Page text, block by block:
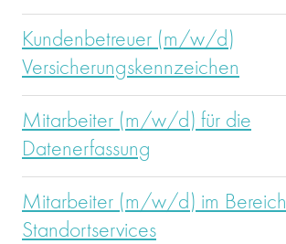
Kundenbetreuer (m/w/d)
Versicherungskennzeichen
Mitarbeiter (m/w/d) für die
Datenerfassung
Mitarbeiter (m/w/d) im Bereich
Standortservices